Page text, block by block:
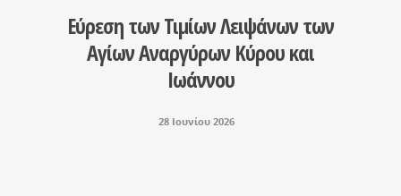
Εύρεση των Τιμίων Λειψάνων των
Αγίων Αναργύρων Κύρου και
Ιωάννου
28 Ιουνίου 2026